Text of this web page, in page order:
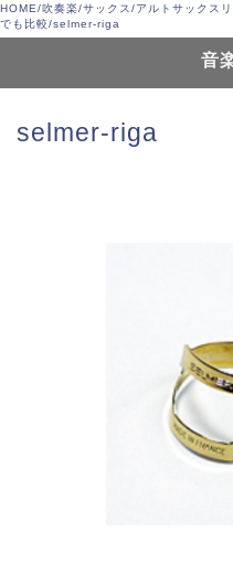
HOME/吹奏楽/サックス /アルトサックス
でも比較/selmer-riga
音
selmer-riga